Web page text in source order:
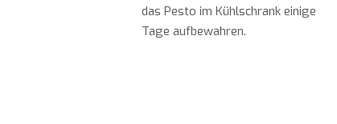
das Pesto im Kühlschrank einige
Tage aufbewahren.